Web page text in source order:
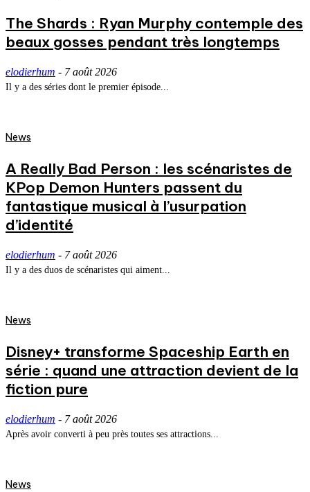
The Shards : Ryan Murphy contemple des
beaux gosses pendant très longtemps
elodierhum - 7 août 2026
Il y a des séries dont le premier épisode...
News
A Really Bad Person : les scénaristes de
KPop Demon Hunters passent du
fantastique musical à l’usurpation
d’identité
elodierhum - 7 août 2026
Il y a des duos de scénaristes qui aiment...
News
Disney+ transforme Spaceship Earth en
série : quand une attraction devient de la
fiction pure
elodierhum - 7 août 2026
Après avoir converti à peu près toutes ses attractions...
News